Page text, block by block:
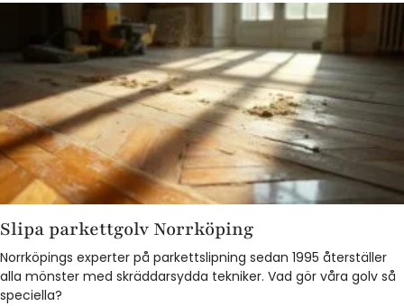
Slipa parkettgolv Norrköping
Norrköpings experter på parkettslipning sedan 1995 återställer
alla mönster med skräddarsydda tekniker. Vad gör våra golv så
speciella?